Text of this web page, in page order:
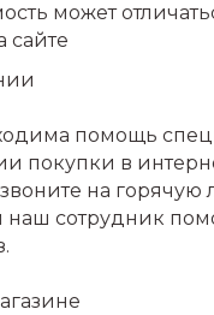
может
сайте
помощь
покупки в
на
наш сотрудник